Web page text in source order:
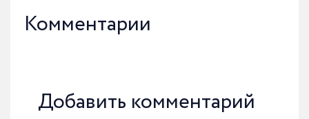
Комментарии
Добавить комментарий